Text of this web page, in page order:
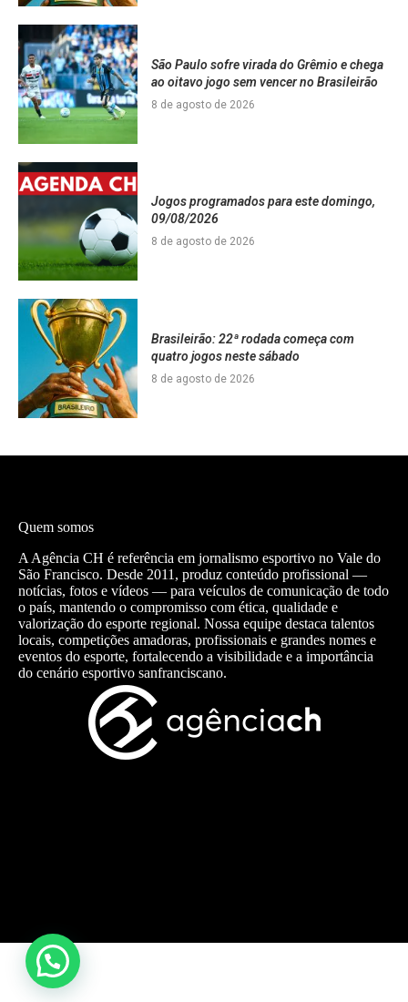
São Paulo sofre virada do Grêmio e chega
ao oitavo jogo sem vencer no Brasileirão
8 de agosto de 2026
Jogos programados para este domingo,
09/08/2026
8 de agosto de 2026
Brasileirão: 22ª rodada começa com
quatro jogos neste sábado
8 de agosto de 2026
Quem somos
A Agência CH é referência em jornalismo esportivo no Vale do
São Francisco. Desde 2011, produz conteúdo profissional —
notícias, fotos e vídeos — para veículos de comunicação de todo
o país, mantendo o compromisso com ética, qualidade e
valorização do esporte regional. Nossa equipe destaca talentos
locais, competições amadoras, profissionais e grandes nomes e
eventos do esporte, fortalecendo a visibilidade e a importância
do cenário esportivo sanfranciscano.